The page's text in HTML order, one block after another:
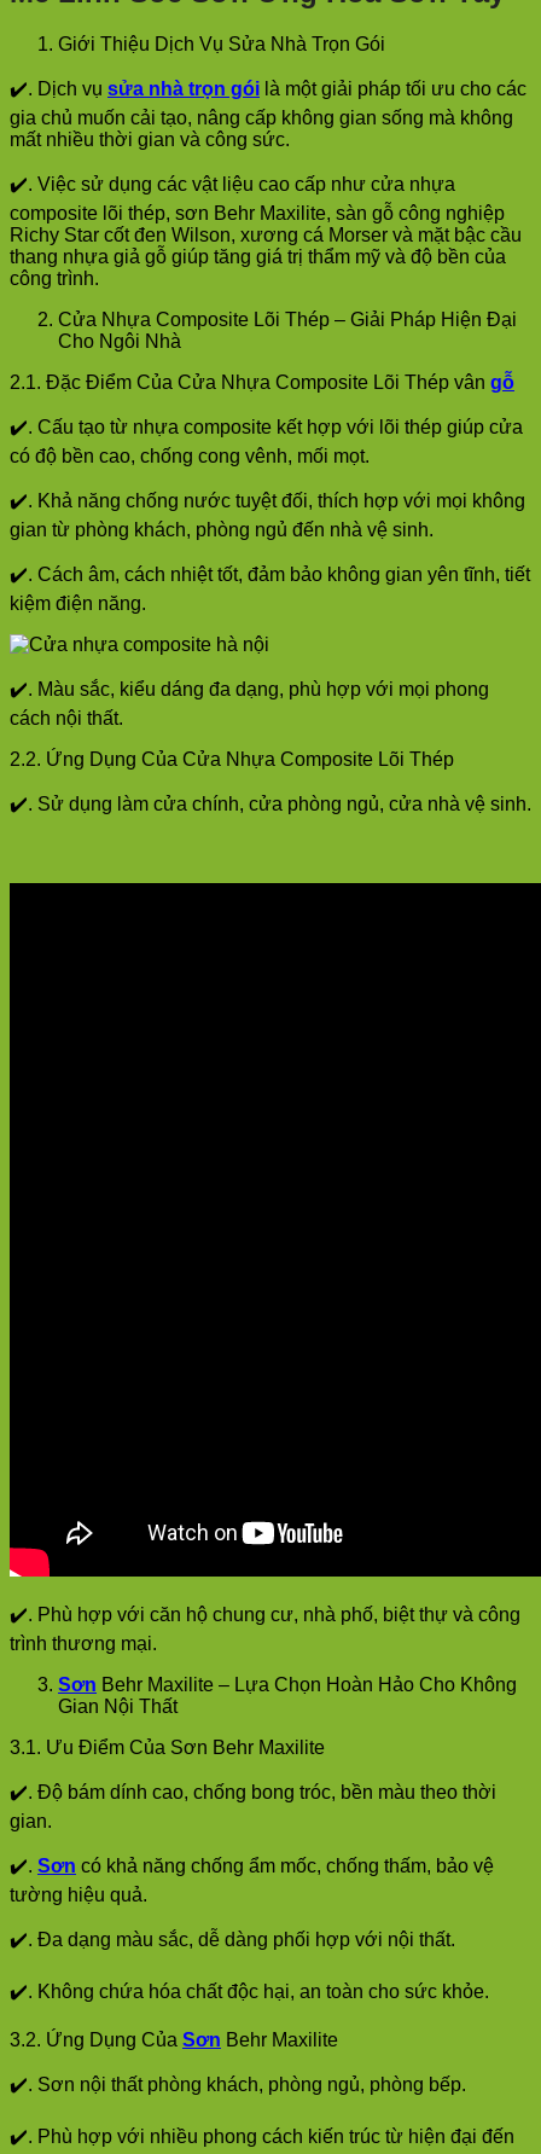
Giới Thiệu Dịch Vụ Sửa Nhà Trọn Gói
✔️. Dịch vụ sửa nhà trọn gói là một giải pháp tối ưu cho các
gia chủ muốn cải tạo, nâng cấp không gian sống mà không
mất nhiều thời gian và công sức.
✔️. Việc sử dụng các vật liệu cao cấp như cửa nhựa
composite lõi thép, sơn Behr Maxilite, sàn gỗ công nghiệp
Richy Star cốt đen Wilson, xương cá Morser và mặt bậc cầu
thang nhựa giả gỗ giúp tăng giá trị thẩm mỹ và độ bền của
công trình.
Cửa Nhựa Composite Lõi Thép – Giải Pháp Hiện Đại
Cho Ngôi Nhà
2.1. Đặc Điểm Của Cửa Nhựa Composite Lõi Thép vân gỗ
✔️. Cấu tạo từ nhựa composite kết hợp với lõi thép giúp cửa
có độ bền cao, chống cong vênh, mối mọt.
✔️. Khả năng chống nước tuyệt đối, thích hợp với mọi không
gian từ phòng khách, phòng ngủ đến nhà vệ sinh.
✔️. Cách âm, cách nhiệt tốt, đảm bảo không gian yên tĩnh, tiết
kiệm điện năng.
✔️. Màu sắc, kiểu dáng đa dạng, phù hợp với mọi phong
cách nội thất.
2.2. Ứng Dụng Của Cửa Nhựa Composite Lõi Thép
✔️. Sử dụng làm cửa chính, cửa phòng ngủ, cửa nhà vệ sinh.
✔️. Phù hợp với căn hộ chung cư, nhà phố, biệt thự và công
trình thương mại.
Sơn Behr Maxilite – Lựa Chọn Hoàn Hảo Cho Không
Gian Nội Thất
3.1. Ưu Điểm Của Sơn Behr Maxilite
✔️. Độ bám dính cao, chống bong tróc, bền màu theo thời
gian.
✔️. Sơn có khả năng chống ẩm mốc, chống thấm, bảo vệ
tường hiệu quả.
✔️. Đa dạng màu sắc, dễ dàng phối hợp với nội thất.
✔️. Không chứa hóa chất độc hại, an toàn cho sức khỏe.
3.2. Ứng Dụng Của Sơn Behr Maxilite
✔️. Sơn nội thất phòng khách, phòng ngủ, phòng bếp.
✔️. Phù hợp với nhiều phong cách kiến trúc từ hiện đại đến